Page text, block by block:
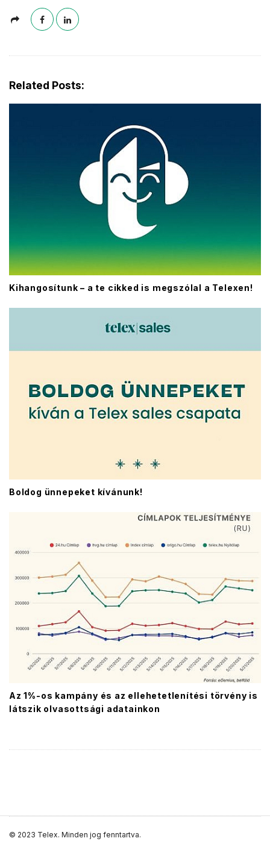
Related Posts:
Kihangosítunk – a te cikked is megszólal a Telexen!
Boldog ünnepeket kívánunk!
Az 1%-os kampány és az ellehetetlenítési törvény is
látszik olvasottsági adatainkon
© 2023 Telex. Minden jog fenntartva.